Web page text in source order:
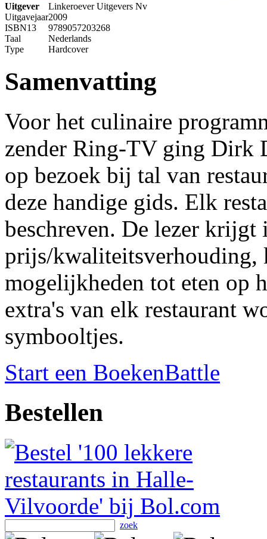
Uitgever
Linkeroever Uitgevers Nv
Uitgavejaar2009
ISBN13
9789057203268
Taal
Nederlands
Type
Hardcover
Samenvatting
Voor het culinaire
zender Ring-TV ging Dirk
op bezoek bij tal van
deze handige gids. Elk
beschreven. De lezer
prijs/
mogelijkheden tot eten op
extra's van elk restaurant
symbooltjes.
Start een BoekenBattle
Bestellen
zoek